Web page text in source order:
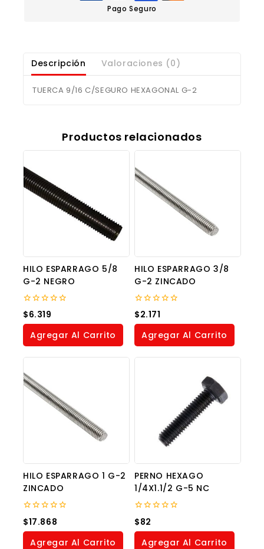
Pago Seguro
Descripción Valoraciones (0)
TUERCA 9/16 C/SEGURO HEXAGONAL G-2
Productos relacionados
HILO ESPARRAGO 5/8
G-2 NEGRO
0
out
of
$6.319
Agregar Al Carrito
HILO ESPARRAGO 3/8
G-2 ZINCADO
0
out
of
$2.171
Agregar Al Carrito
HILO ESPARRAGO 1 G-2
ZINCADO
0
out
of
$17.868
Agregar Al Carrito
PERNO HEXAGO
1/4X1.1/2 G-5 NC
0
out
of
$82
Agregar Al Carrito